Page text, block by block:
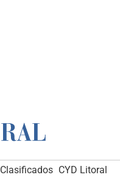
Clasificados CYD Litoral